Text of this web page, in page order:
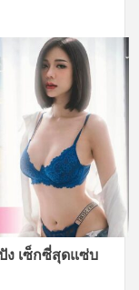
ง เซ็กซี่สุดแซ่บ